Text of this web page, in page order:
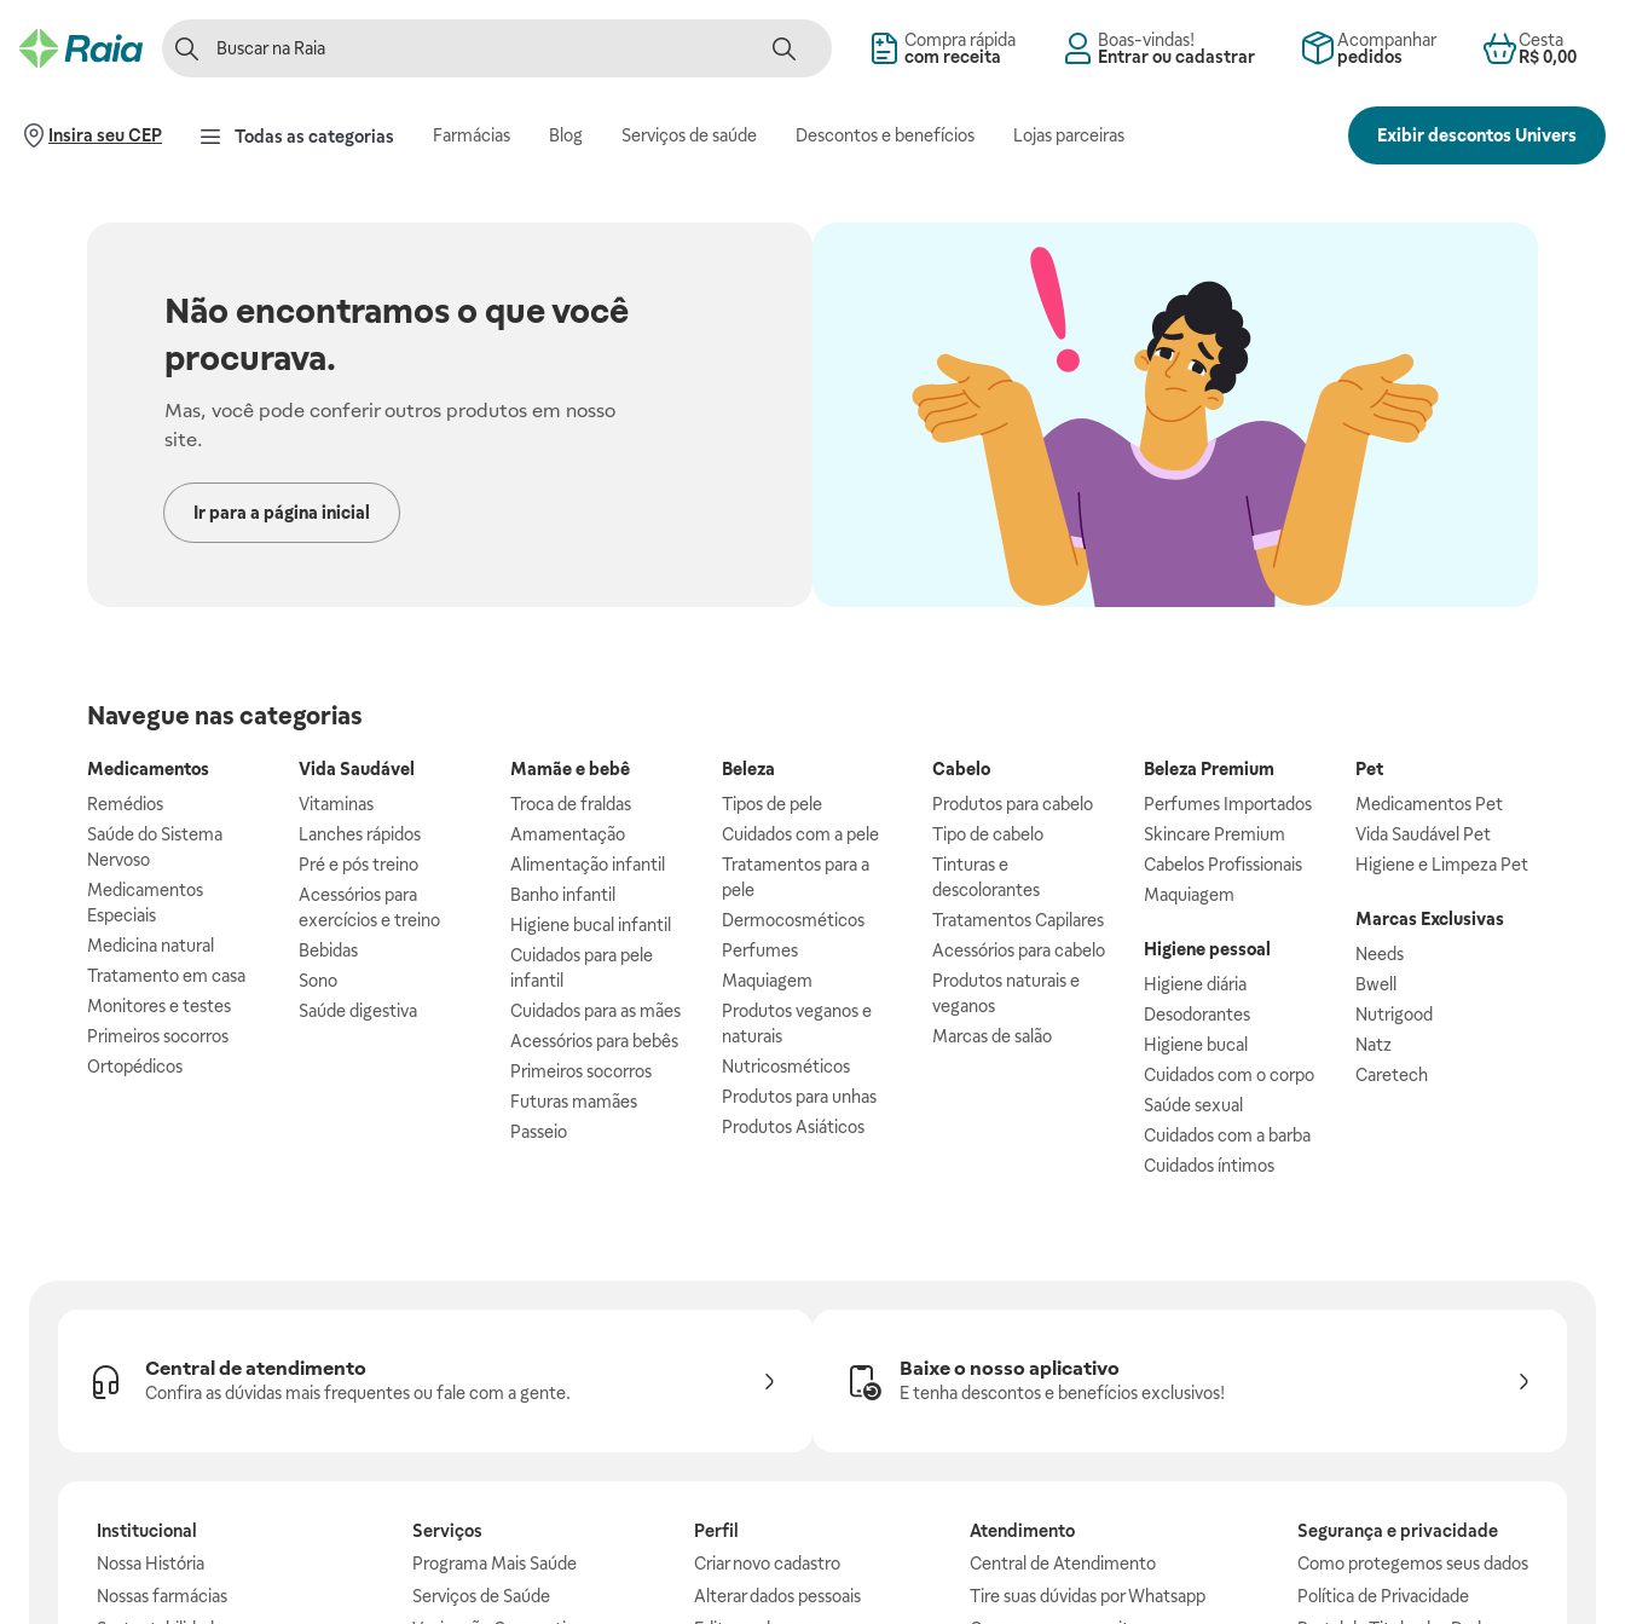
Compra rápida
com receita
Boas-vindas!
Entrar ou cadastrar
Acompanhar
pedidos
Cesta
R$ 0,00
Insira seu CEP Todas as categorias Farmácias Blog Serviços de saúde Descontos e benefícios Lojas parceiras Exibir descontos Univers
Não encontramos o que você
procurava.
Mas, você pode conferir outros produtos em nosso
site.
Ir para a página inicial
Navegue nas categorias
Medicamentos
Remédios
Saúde do Sistema
Nervoso
Medicamentos
Especiais
Medicina natural
Tratamento em casa
Monitores e testes
Primeiros socorros
Ortopédicos
Vida Saudável
Vitaminas
Lanches rápidos
Pré e pós treino
Acessórios para
exercícios e treino
Bebidas
Sono
Saúde digestiva
Mamãe e bebê
Troca de fraldas
Amamentação
Alimentação infantil
Banho infantil
Higiene bucal infantil
Cuidados para pele
infantil
Cuidados para as mães
Acessórios para bebês
Primeiros socorros
Futuras mamães
Passeio
Beleza
Tipos de pele
Cuidados com a pele
Tratamentos para a
pele
Dermocosméticos
Perfumes
Maquiagem
Produtos veganos e
naturais
Nutricosméticos
Produtos para unhas
Produtos Asiáticos
Cabelo
Produtos para cabelo
Tipo de cabelo
Tinturas e
descolorantes
Tratamentos Capilares
Acessórios para cabelo
Produtos naturais e
veganos
Marcas de salão
Beleza Premium
Perfumes Importados
Skincare Premium
Cabelos Profissionais
Maquiagem
Higiene pessoal
Higiene diária
Desodorantes
Higiene bucal
Cuidados com o corpo
Saúde sexual
Cuidados com a barba
Cuidados íntimos
Pet
Medicamentos Pet
Vida Saudável Pet
Higiene e Limpeza Pet
Marcas Exclusivas
Needs
Bwell
Nutrigood
Natz
Caretech
Central de atendimento
Confira as dúvidas mais frequentes ou fale com a gente.
Baixe o nosso aplicativo
E tenha descontos e benefícios exclusivos!
Institucional
Nossa História
Nossas farmácias
Serviços
Programa Mais Saúde
Serviços de Saúde
Perfil
Criar novo cadastro
Alterar dados pessoais
Atendimento
Central de Atendimento
Tire suas dúvidas por Whatsapp
Segurança e privacidade
Como protegemos seus dados
Política de Privacidade